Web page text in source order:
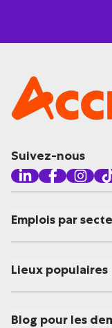
Suivez-nous
Emplois par
Lieux populaires
Blog pour les